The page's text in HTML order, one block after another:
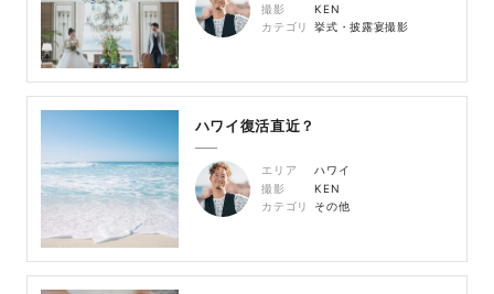
撮影
KEN
カテゴリ
挙式・披露宴撮影
ハワイ復活直近？
エリア
ハワイ
撮影
KEN
カテゴリ
その他